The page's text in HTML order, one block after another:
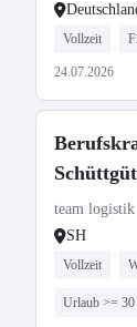
Vollzeit
24.07.2026
team
SH
Vollzeit
Urlaub >= 30